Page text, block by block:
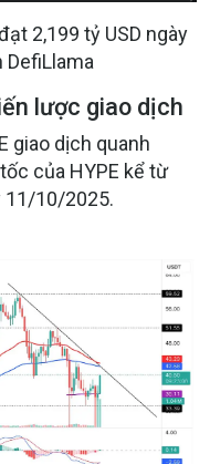
2,199 tỷ USD ngày
DefiLlama
lược giao dịch
giao dịch quanh
của HYPE kể từ
11/10/2025.